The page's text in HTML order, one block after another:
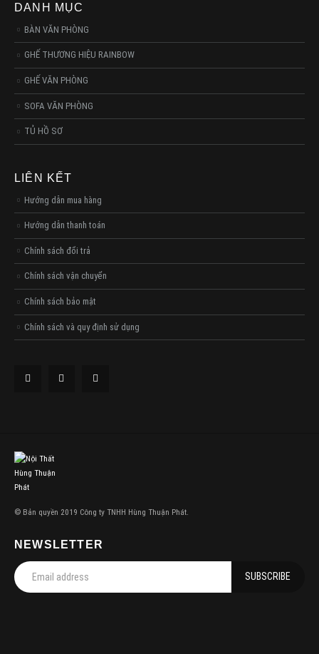
DANH MỤC
BÀN VĂN PHÒNG
GHẾ THƯƠNG HIỆU RAINBOW
GHẾ VĂN PHÒNG
SOFA VĂN PHÒNG
TỦ HỒ SƠ
LIÊN KẾT
Hướng dẫn mua hàng
Hướng dẫn thanh toán
Chính sách đổi trả
Chính sách vận chuyển
Chính sách bảo mật
Chính sách và quy định sử dụng
© Bản quyền 2019 Công ty TNHH Hùng Thuận Phát.
NEWSLETTER